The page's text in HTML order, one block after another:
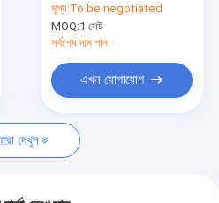
মেশিন
মেশিন
মূল্য:To be negotiated
MOQ:1 সেট
সর্বশেষ দাম পান
এখন যোগাযোগ
দেখুন